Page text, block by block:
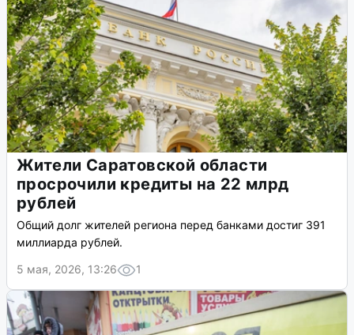
Жители Саратовской области
просрочили кредиты на 22 млрд
рублей
Общий долг жителей региона перед банками достиг 391
миллиарда рублей.
5 мая, 2026, 13:26
1